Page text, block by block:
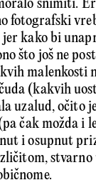
snimiti.
fotografski
kako bi
što još ne
malenkosti
(kakvih
uzalud, očito
čak možda i
i osupnut